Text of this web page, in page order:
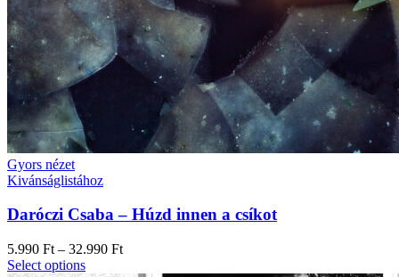
Gyors nézet
Kivánságlistához
Daróczi Csaba – Húzd innen a csíkot
5.990 Ft – 32.990 Ft
Select options